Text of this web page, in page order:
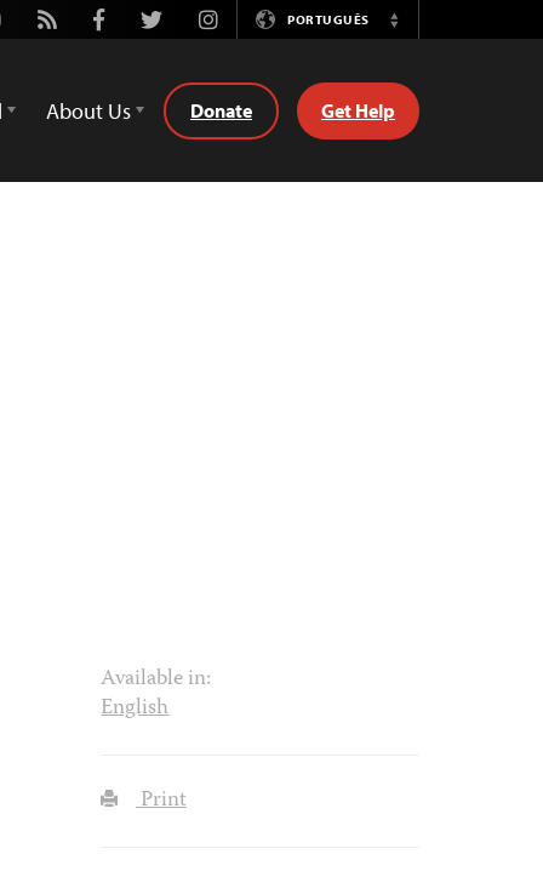
Rss FacebookTwitterInstagramPORTUGUÊS
Switch
About Us Donate Get Help
Available in:
English
Print